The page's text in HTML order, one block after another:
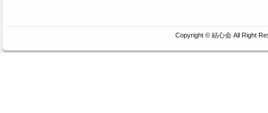
Copyright © 結心会All Right